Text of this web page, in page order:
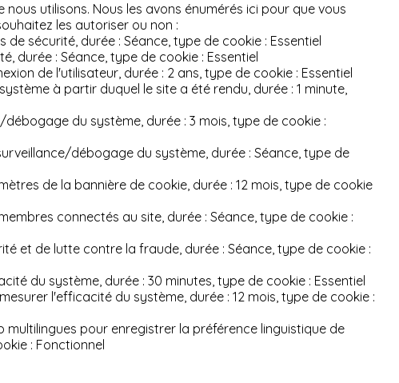
utilisons. Nous les avons énumérés ici pour que vous
les autoriser ou non :
de sécurité, durée : Séance, type de cookie : Essentiel
durée : Séance, type de cookie : Essentiel
de l'utilisateur, durée : 2 ans, type de cookie : Essentiel
à partir duquel le site a été rendu, durée : 1 minute,
débogage du système, durée : 3 mois, type de cookie :
débogage du système, durée : Séance, type de
de la bannière de cookie, durée : 12 mois, type de cookie
connectés au site, durée : Séance, type de cookie :
et de lutte contre la fraude, durée : Séance, type de cookie :
du système, durée : 30 minutes, type de cookie : Essentiel
l'efficacité du système, durée : 12 mois, type de cookie :
multilingues pour enregistrer la préférence linguistique de
: Fonctionnel